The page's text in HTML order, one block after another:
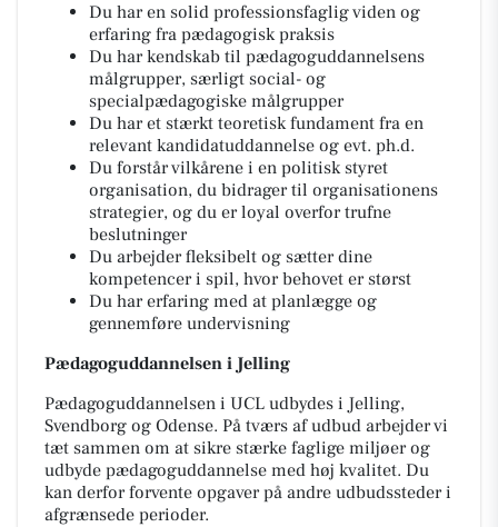
Du har en solid professionsfaglig viden og
erfaring fra pædagogisk praksis
Du har kendskab til pædagoguddannelsens
målgrupper, særligt social- og
specialpædagogiske målgrupper
Du har et stærkt teoretisk fundament fra en
relevant kandidatuddannelse og evt. ph.d.
Du forstår vilkårene i en politisk styret
organisation, du bidrager til organisationens
strategier, og du er loyal overfor trufne
beslutninger
Du arbejder fleksibelt og sætter dine
kompetencer i spil, hvor behovet er størst
Du har erfaring med at planlægge og
gennemføre undervisning
Pædagoguddannelsen i Jelling
Pædagoguddannelsen i UCL udbydes i Jelling,
Svendborg og Odense. På tværs af udbud arbejder vi
tæt sammen om at sikre stærke faglige miljøer og
udbyde pædagoguddannelse med høj kvalitet. Du
kan derfor forvente opgaver på andre udbudssteder i
afgrænsede perioder.